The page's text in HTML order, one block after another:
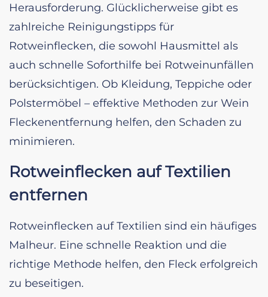
Herausforderung. Glücklicherweise gibt es
zahlreiche Reinigungstipps für
Rotweinflecken, die sowohl Hausmittel als
auch schnelle Soforthilfe bei Rotweinunfällen
berücksichtigen. Ob Kleidung, Teppiche oder
Polstermöbel – effektive Methoden zur Wein
Fleckenentfernung helfen, den Schaden zu
minimieren.
Rotweinflecken auf Textilien
entfernen
Rotweinflecken auf Textilien sind ein häufiges
Malheur. Eine schnelle Reaktion und die
richtige Methode helfen, den Fleck erfolgreich
zu beseitigen.